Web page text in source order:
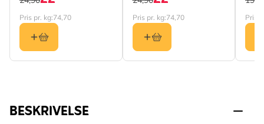
Pris pr. kg:74,70 Pris pr. kg:74,70 Pris
BESKRIVELSE